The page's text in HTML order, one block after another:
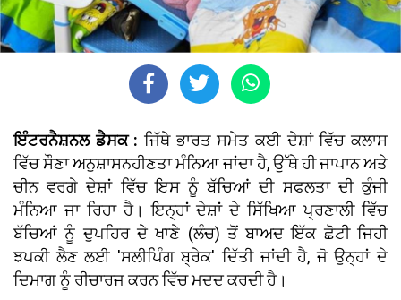
ਇੰਟਰਨੈਸ਼ਨਲ ਡੈਸਕ : ਜਿੱਥੇ ਭਾਰਤ ਸਮੇਤ ਕਈ ਦੇਸ਼ਾਂ ਵਿੱਚ ਕਲਾਸ
ਵਿੱਚ ਸੌਣਾ ਅਨੁਸ਼ਾਸਨਹੀਣਤਾ ਮੰਨਿਆ ਜਾਂਦਾ ਹੈ, ਉੱਥੇ ਹੀ ਜਾਪਾਨ ਅਤੇ
ਚੀਨ ਵਰਗੇ ਦੇਸ਼ਾਂ ਵਿੱਚ ਇਸ ਨੂੰ ਬੱਚਿਆਂ ਦੀ ਸਫਲਤਾ ਦੀ ਕੁੰਜੀ
ਮੰਨਿਆ ਜਾ ਰਿਹਾ ਹੈ। ਇਨ੍ਹਾਂ ਦੇਸ਼ਾਂ ਦੇ ਸਿੱਖਿਆ ਪ੍ਰਣਾਲੀ ਵਿੱਚ
ਬੱਚਿਆਂ ਨੂੰ ਦੁਪਹਿਰ ਦੇ ਖਾਣੇ (ਲੰਚ) ਤੋਂ ਬਾਅਦ ਇੱਕ ਛੋਟੀ ਜਿਹੀ
ਝਪਕੀ ਲੈਣ ਲਈ 'ਸਲੀਪਿੰਗ ਬ੍ਰੇਕ' ਦਿੱਤੀ ਜਾਂਦੀ ਹੈ, ਜੋ ਉਨ੍ਹਾਂ ਦੇ
ਦਿਮਾਗ ਨੂੰ ਰੀਚਾਰਜ ਕਰਨ ਵਿੱਚ ਮਦਦ ਕਰਦੀ ਹੈ।